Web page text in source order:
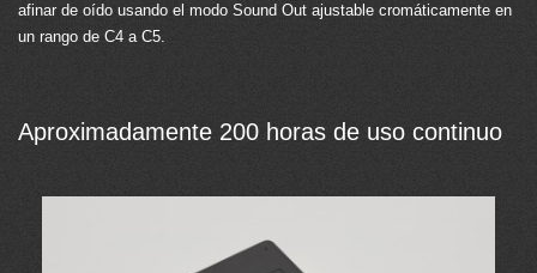
afinar de oído usando el modo Sound Out ajustable cromáticamente en
un rango de C4 a C5.
Aproximadamente 200 horas de uso continuo